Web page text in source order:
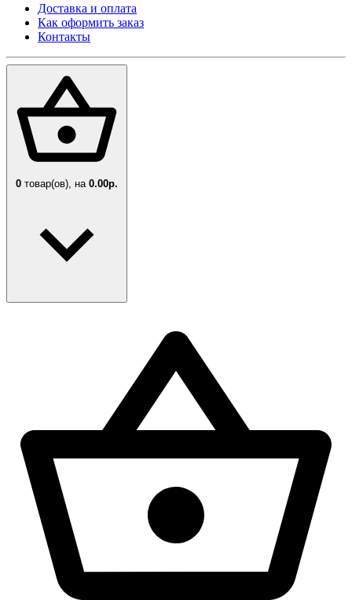
Доставка и оплата
Как оформить заказ
Контакты
0 товар(ов), на 0.00р.